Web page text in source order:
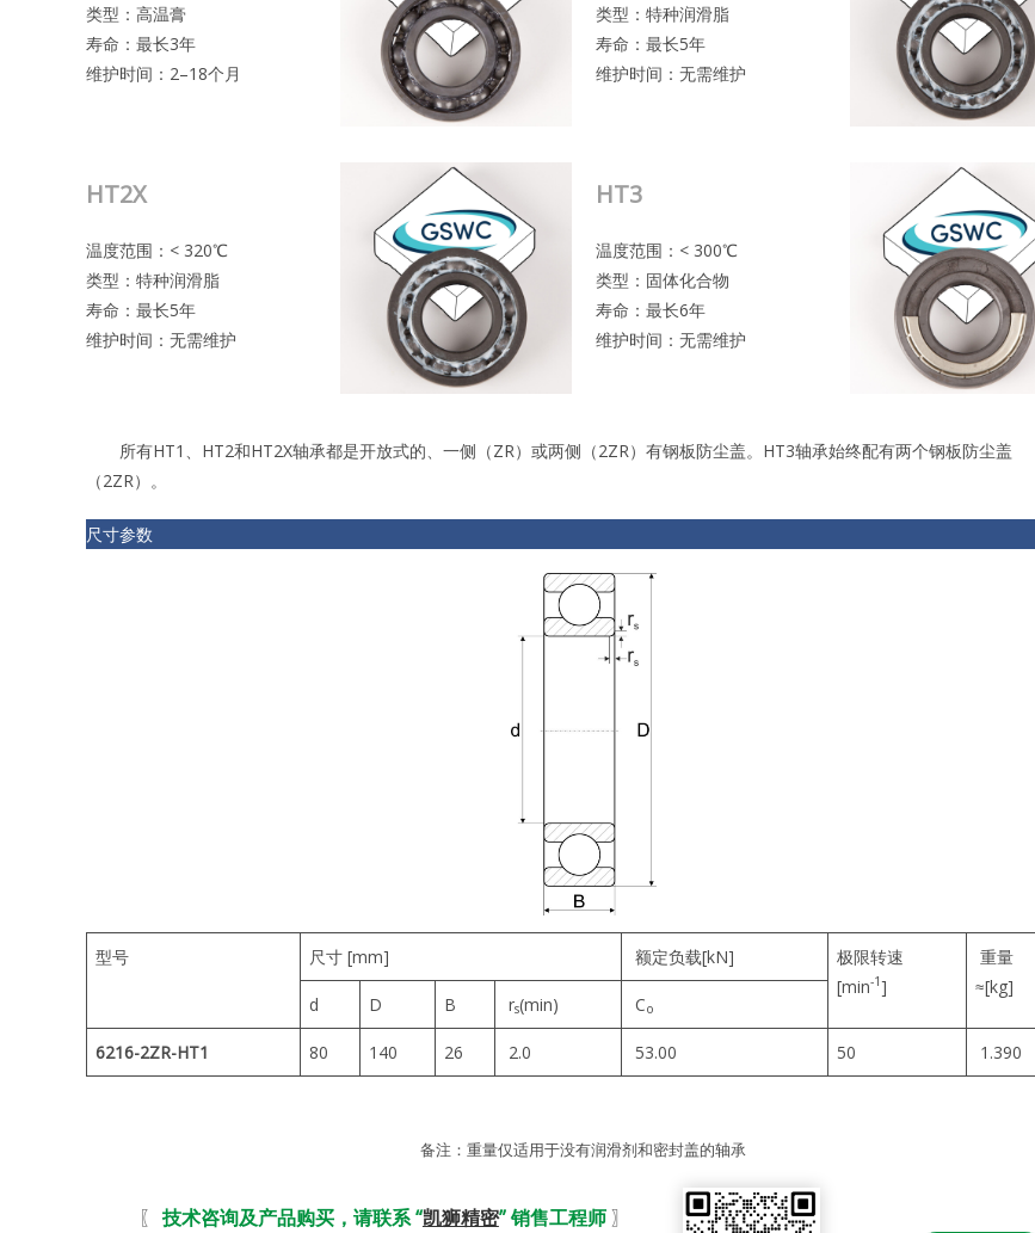
类型：高温膏
寿命：最长3年
维护时间：2–18个月
类型：特种润滑脂
寿命：最长5年
维护时间：无需维护
HT2X
温度范围：< 320℃
类型：特种润滑脂
寿命：最长5年
维护时间：无需维护
HT3
温度范围：< 300℃
类型：固体化合物
寿命：最长6年
维护时间：无需维护
所有HT1、HT2和HT2X轴承都是开放式的、一侧（ZR）或两侧（2ZR）有钢板防尘盖。HT3轴承始终配有两个钢板防尘盖
（2ZR）。
尺寸参数
型号 尺寸 [mm] 额定负载[kN]
极限转速
[min-1]
重量
≈[kg]
d D B rs(min) Co
6216-2ZR-HT1 80 140 26 2.0 53.00 50 1.390
备注：重量仅适用于没有润滑剂和密封盖的轴承
〖 技术咨询及产品购买，请联系 “凯狮精密” 销售工程师〗